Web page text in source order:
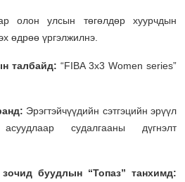
олон улсын төгөлдөр хуурчдын
өдрөө үргэлжилнэ.
талбайд: “FIBA 3x3 Women series”
Эрэгтэйчүүдийн сэтгэцийн эрүүл
судалгааны дүгнэлт
буудлын “Топаз” танхимд: